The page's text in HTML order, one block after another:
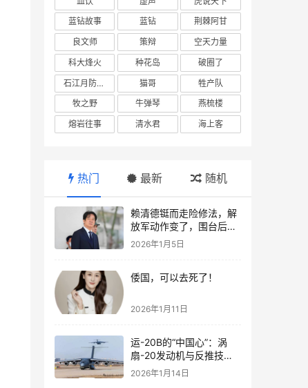
蓝钻故事
蓝钻
荆棘阿甘
良文师
策辩
空天力量
科大烽火
种花岛
破圈了
石江月防务观察
猫哥
牲产队
牧之野
牛弹琴
燕梳楼
熔岩往事
清水君 海上客
热门 最新 随机
赖清德铤而走险修法，解
放军动作变了，围台后的
“真正杀招”曝光
2026年1月5日
倭国，可以去死了！
2026年1月11日
运-20B的“中国心”：涡
扇-20发动机与反推技术
大突破！
2026年1月14日